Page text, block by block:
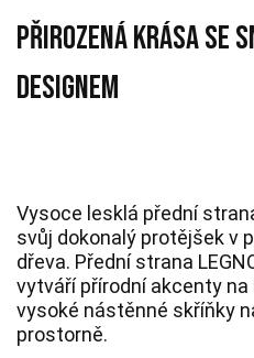
PŘIROZENÁ KRÁSA SE
DESIGNEM
Vysoce lesklá přední
svůj dokonalý protějšek v
dřeva. Přední strana
vytváří přírodní akcenty na
vysoké nástěnné skříňky
prostorně.